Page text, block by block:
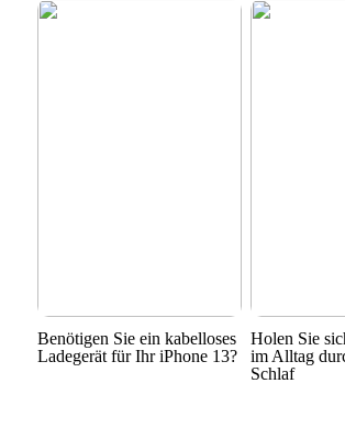
Benötigen Sie ein kabelloses
Ladegerät für Ihr iPhone 13?
Holen Sie
im Alltag
Schlaf